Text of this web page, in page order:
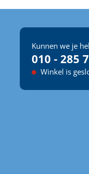
Kunnen we je
010 - 285
Winkel is